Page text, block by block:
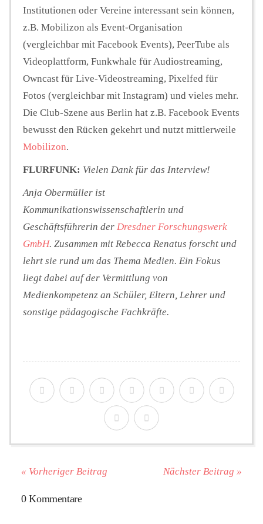
Institutionen oder Vereine interessant sein können,
z.B. Mobilizon als Event-Organisation
(vergleichbar mit Facebook Events), PeerTube als
Videoplattform, Funkwhale für Audiostreaming,
Owncast für Live-Videostreaming, Pixelfed für
Fotos (vergleichbar mit Instagram) und vieles mehr.
Die Club-Szene aus Berlin hat z.B. Facebook Events
bewusst den Rücken gekehrt und nutzt mittlerweile
Mobilizon.
FLURFUNK: Vielen Dank für das Interview!
Anja Obermüller ist
Kommunikationswissenschaftlerin und
Geschäftsführerin der Dresdner Forschungswerk
GmbH. Zusammen mit Rebecca Renatus forscht und
lehrt sie rund um das Thema Medien. Ein Fokus
liegt dabei auf der Vermittlung von
Medienkompetenz an Schüler, Eltern, Lehrer und
sonstige pädagogische Fachkräfte.
« Vorheriger Beitrag Nächster Beitrag »
0 Kommentare